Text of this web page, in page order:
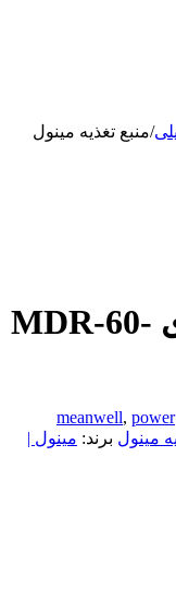
/منبع تغذیه مینول
منبع تغذیه مینول سری MDR-60-
meanwell, power
مینول برند: مینول |